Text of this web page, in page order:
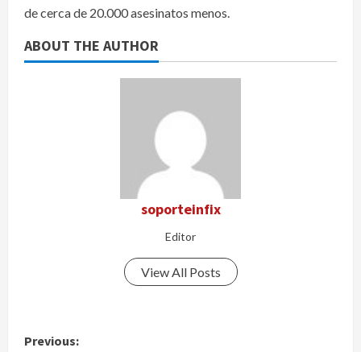
de cerca de 20.000 asesinatos menos.
ABOUT THE AUTHOR
soporteinfix
Editor
View All Posts
P
Previous: